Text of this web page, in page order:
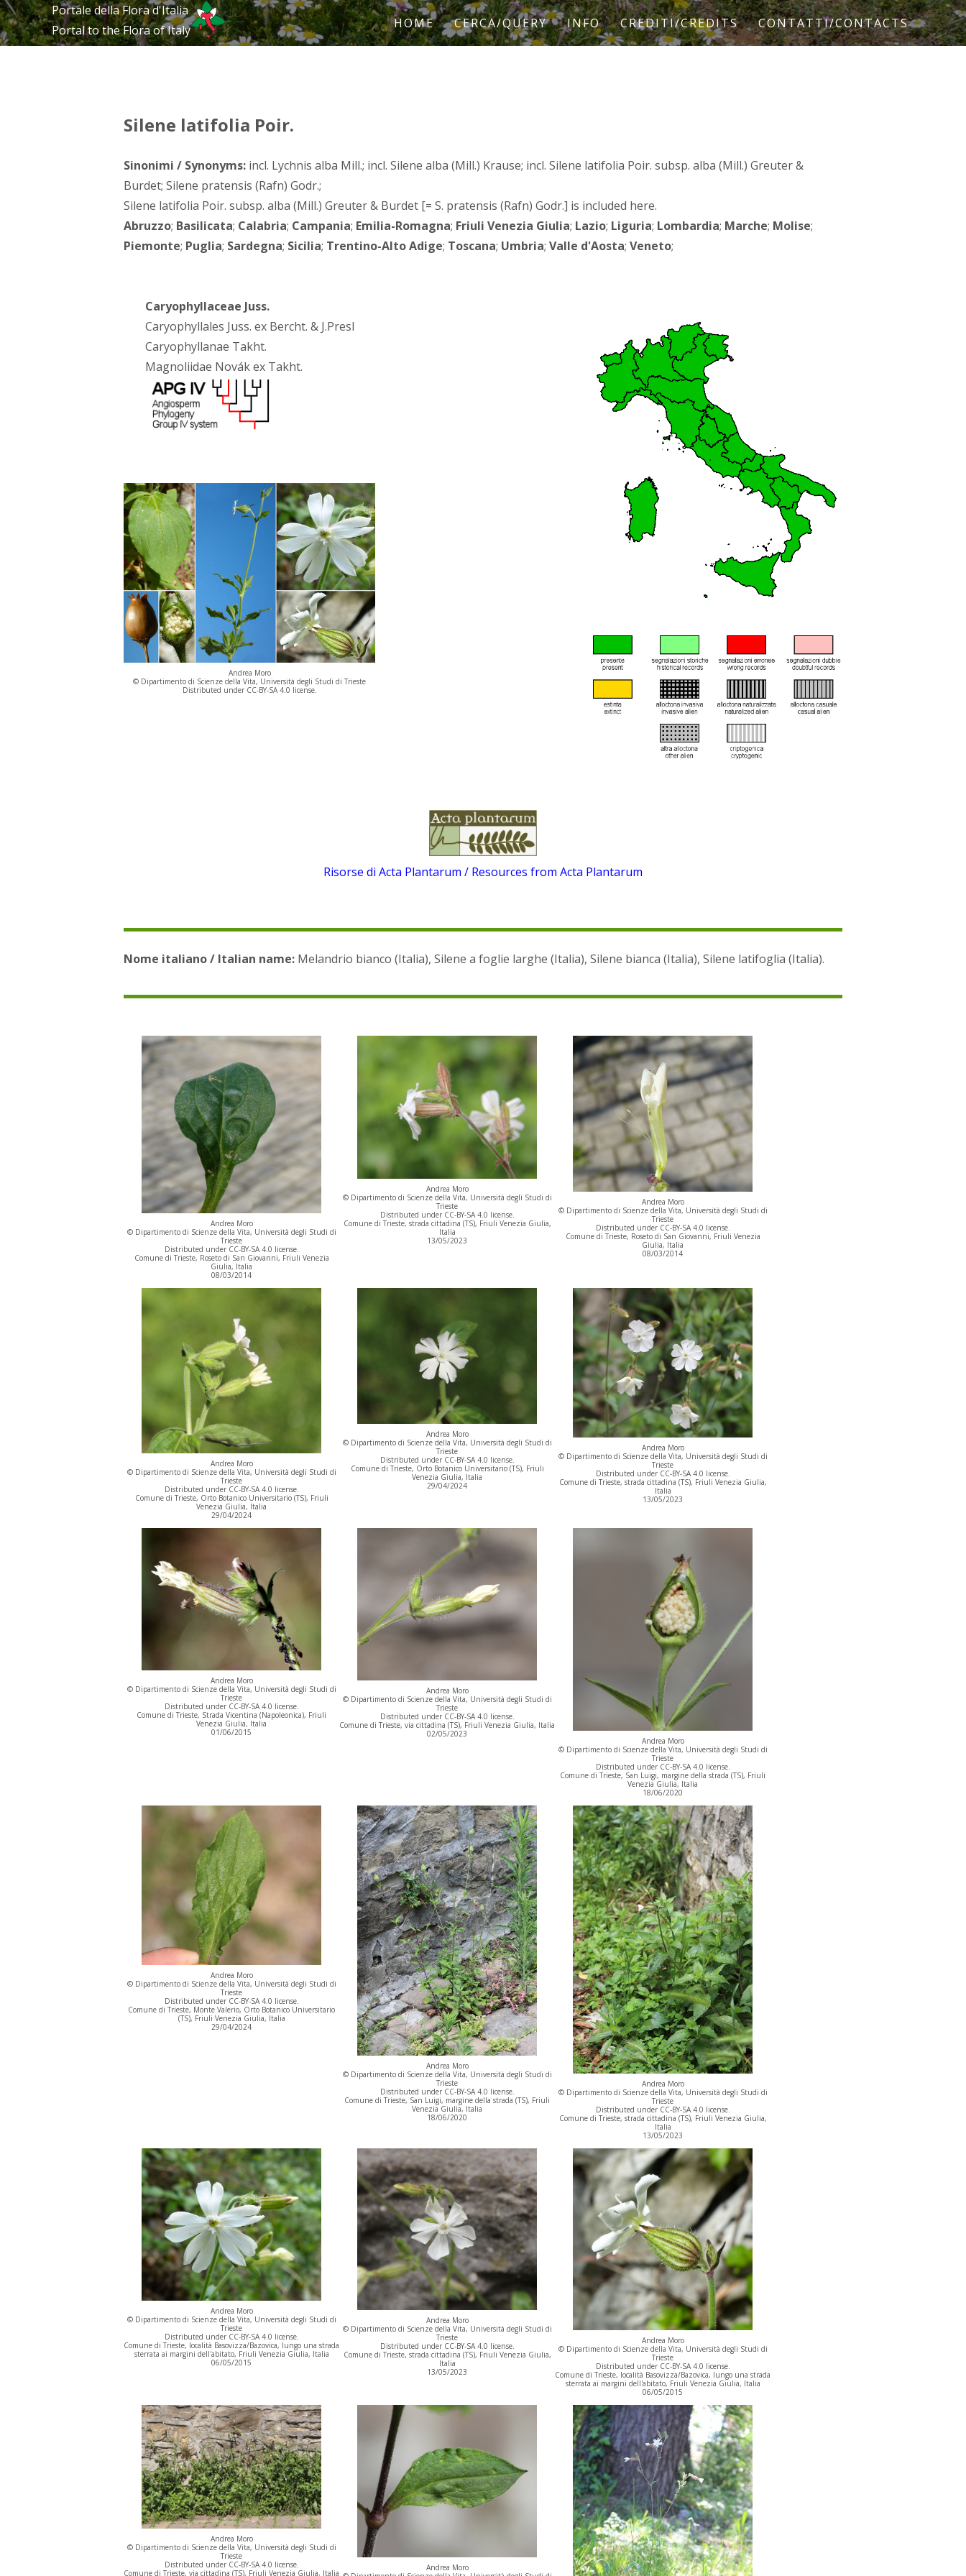
Portale della Flora d'Italia
Portal to the Flora of Italy
HOME CERCA/QUERY INFO CREDITI/CREDITS CONTATTI/CONTACTS
Silene latifolia Poir.
Sinonimi / Synonyms: incl. Lychnis alba Mill.; incl. Silene alba (Mill.) Krause; incl. Silene latifolia Poir. subsp. alba (Mill.) Greuter &
Burdet; Silene pratensis (Rafn) Godr.;
Silene latifolia Poir. subsp. alba (Mill.) Greuter & Burdet [= S. pratensis (Rafn) Godr.] is included here.
Abruzzo; Basilicata; Calabria; Campania; Emilia-Romagna; Friuli Venezia Giulia; Lazio; Liguria; Lombardia; Marche; Molise;
Piemonte; Puglia; Sardegna; Sicilia; Trentino-Alto Adige; Toscana; Umbria; Valle d'Aosta; Veneto;
Caryophyllaceae Juss.
Caryophyllales Juss. ex Bercht. & J.Presl
Caryophyllanae Takht.
Magnoliidae Novák ex Takht.
Andrea Moro
© Dipartimento di Scienze della Vita, Università degli Studi di Trieste
Distributed under CC-BY-SA 4.0 license.
Risorse di Acta Plantarum / Resources from Acta Plantarum
Nome italiano / Italian name: Melandrio bianco (Italia), Silene a foglie larghe (Italia), Silene bianca (Italia), Silene latifoglia (Italia).
Andrea Moro
© Dipartimento di Scienze della Vita, Università degli Studi di
Trieste
Distributed under CC-BY-SA 4.0 license.
Comune di Trieste, Roseto di San Giovanni, Friuli Venezia
Giulia, Italia
08/03/2014
Andrea Moro
© Dipartimento di Scienze della Vita, Università degli Studi di
Trieste
Distributed under CC-BY-SA 4.0 license.
Comune di Trieste, strada cittadina (TS), Friuli Venezia Giulia,
Italia
13/05/2023
Andrea Moro
© Dipartimento di Scienze della Vita, Università degli Studi di
Trieste
Distributed under CC-BY-SA 4.0 license.
Comune di Trieste, Roseto di San Giovanni, Friuli Venezia
Giulia, Italia
08/03/2014
Andrea Moro
© Dipartimento di Scienze della Vita, Università degli Studi di
Trieste
Distributed under CC-BY-SA 4.0 license.
Comune di Trieste, Orto Botanico Universitario (TS), Friuli
Venezia Giulia, Italia
29/04/2024
Andrea Moro
© Dipartimento di Scienze della Vita, Università degli Studi di
Trieste
Distributed under CC-BY-SA 4.0 license.
Comune di Trieste, Orto Botanico Universitario (TS), Friuli
Venezia Giulia, Italia
29/04/2024
Andrea Moro
© Dipartimento di Scienze della Vita, Università degli Studi di
Trieste
Distributed under CC-BY-SA 4.0 license.
Comune di Trieste, strada cittadina (TS), Friuli Venezia Giulia,
Italia
13/05/2023
Andrea Moro
© Dipartimento di Scienze della Vita, Università degli Studi di
Trieste
Distributed under CC-BY-SA 4.0 license.
Comune di Trieste, Strada Vicentina (Napoleonica), Friuli
Venezia Giulia, Italia
01/06/2015
Andrea Moro
© Dipartimento di Scienze della Vita, Università degli Studi di
Trieste
Distributed under CC-BY-SA 4.0 license.
Comune di Trieste, via cittadina (TS), Friuli Venezia Giulia, Italia
02/05/2023
Andrea Moro
© Dipartimento di Scienze della Vita, Università degli Studi di
Trieste
Distributed under CC-BY-SA 4.0 license.
Comune di Trieste, San Luigi, margine della strada (TS), Friuli
Venezia Giulia, Italia
18/06/2020
Andrea Moro
© Dipartimento di Scienze della Vita, Università degli Studi di
Trieste
Distributed under CC-BY-SA 4.0 license.
Comune di Trieste, Monte Valerio, Orto Botanico Universitario
(TS), Friuli Venezia Giulia, Italia
29/04/2024
Andrea Moro
© Dipartimento di Scienze della Vita, Università degli Studi di
Trieste
Distributed under CC-BY-SA 4.0 license.
Comune di Trieste, San Luigi, margine della strada (TS), Friuli
Venezia Giulia, Italia
18/06/2020
Andrea Moro
© Dipartimento di Scienze della Vita, Università degli Studi di
Trieste
Distributed under CC-BY-SA 4.0 license.
Comune di Trieste, strada cittadina (TS), Friuli Venezia Giulia,
Italia
13/05/2023
Andrea Moro
© Dipartimento di Scienze della Vita, Università degli Studi di
Trieste
Distributed under CC-BY-SA 4.0 license.
Comune di Trieste, località Basovizza/Bazovica, lungo una strada
sterrata ai margini dell'abitato, Friuli Venezia Giulia, Italia
06/05/2015
Andrea Moro
© Dipartimento di Scienze della Vita, Università degli Studi di
Trieste
Distributed under CC-BY-SA 4.0 license.
Comune di Trieste, strada cittadina (TS), Friuli Venezia Giulia,
Italia
13/05/2023
Andrea Moro
© Dipartimento di Scienze della Vita, Università degli Studi di
Trieste
Distributed under CC-BY-SA 4.0 license.
Comune di Trieste, località Basovizza/Bazovica, lungo una strada
sterrata ai margini dell'abitato, Friuli Venezia Giulia, Italia
06/05/2015
Andrea Moro
© Dipartimento di Scienze della Vita, Università degli Studi di
Trieste
Distributed under CC-BY-SA 4.0 license.
Comune di Trieste, via cittadina (TS), Friuli Venezia Giulia, Italia
Andrea Moro